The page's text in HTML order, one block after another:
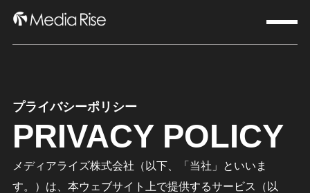
プライバシーポリシー
PRIVACY POLICY
メディアライズ株式会社（以下、「当社」といいま
す。）は、本ウェブサイト上で提供するサービス（以